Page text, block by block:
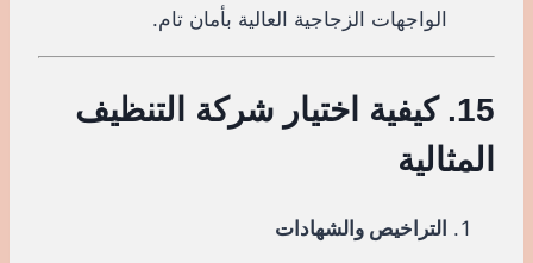
الواجهات الزجاجية العالية بأمان تام.
15. كيفية اختيار شركة التنظيف
المثالية
التراخيص والشهادات